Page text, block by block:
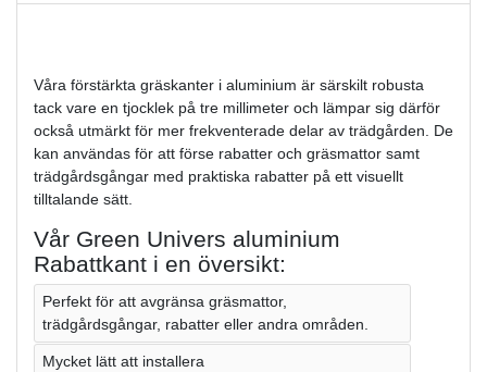
Våra förstärkta gräskanter i aluminium är särskilt robusta
tack vare en tjocklek på tre millimeter och lämpar sig därför
också utmärkt för mer frekventerade delar av trädgården. De
kan användas för att förse rabatter och gräsmattor samt
trädgårdsgångar med praktiska rabatter på ett visuellt
tilltalande sätt.
Vår Green Univers aluminium
Rabattkant i en översikt:
Perfekt för att avgränsa gräsmattor,
trädgårdsgångar, rabatter eller andra områden.
Mycket lätt att installera